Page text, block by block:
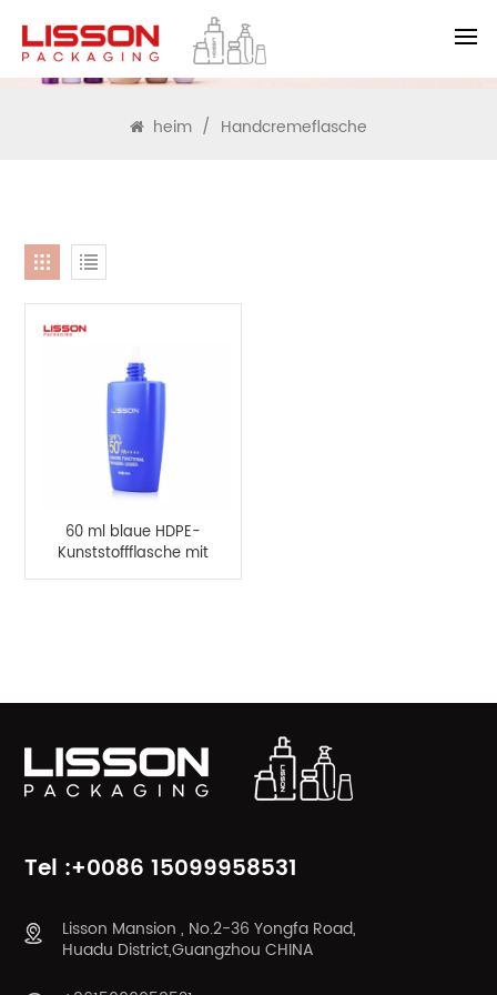
SUCHEN
heim / Handcremeflasche
60 ml blaue HDPE-
Kunststoffflasche mit
EOVH-Schicht
Tel :+0086 15099958531
Lisson Mansion , No.2-36 Yongfa Road,
Huadu District,Guangzhou CHINA